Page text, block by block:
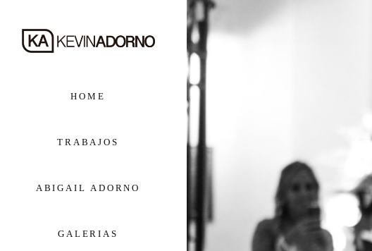
HOME
TRABAJOS
ABIGAIL ADORNO
GALERIAS